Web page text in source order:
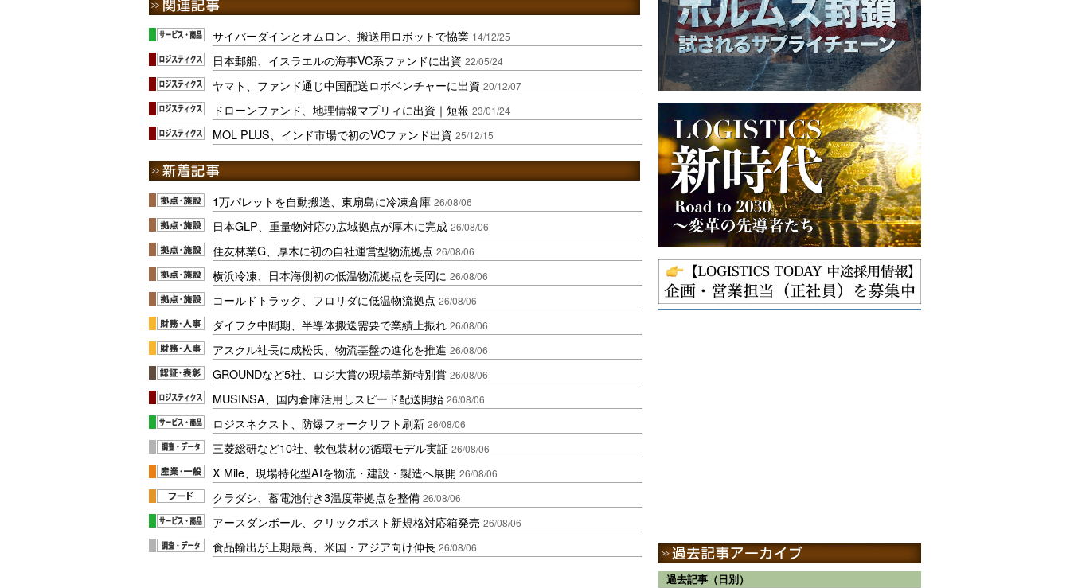
サイバーダインとオムロン、搬送用ロボットで協業 14/12/25
日本郵船、イスラエルの海事VC系ファンドに出資 22/05/24
ヤマト、ファンド通じ中国配送ロボベンチャーに出資 20/12/07
ドローンファンド、地理情報マプリィに出資｜短報 23/01/24
MOL PLUS、インド市場で初のVCファンド出資 25/12/15
1万パレットを自動搬送、東扇島に冷凍倉庫 26/08/06
日本GLP、重量物対応の広域拠点が厚木に完成 26/08/06
住友林業G、厚木に初の自社運営型物流拠点 26/08/06
横浜冷凍、日本海側初の低温物流拠点を長岡に 26/08/06
コールドトラック、フロリダに低温物流拠点 26/08/06
ダイフク中間期、半導体搬送需要で業績上振れ 26/08/06
アスクル社長に成松氏、物流基盤の進化を推進 26/08/06
GROUNDなど5社、ロジ大賞の現場革新特別賞 26/08/06
MUSINSA、国内倉庫活用しスピード配送開始 26/08/06
ロジスネクスト、防爆フォークリフト刷新 26/08/06
三菱総研など10社、軟包装材の循環モデル実証 26/08/06
X Mile、現場特化型AIを物流・建設・製造へ展開 26/08/06
クラダシ、蓄電池付き3温度帯拠点を整備 26/08/06
アースダンボール、クリックポスト新規格対応箱発売 26/08/06
食品輸出が上期最高、米国・アジア向け伸長 26/08/06
過去記事（日別）